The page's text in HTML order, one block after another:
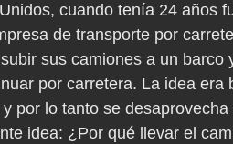
cuando tenía 24 años
de transporte por
sus camiones a un barco
por carretera. La idea era
por lo tanto se
idea: ¿Por qué llevar el